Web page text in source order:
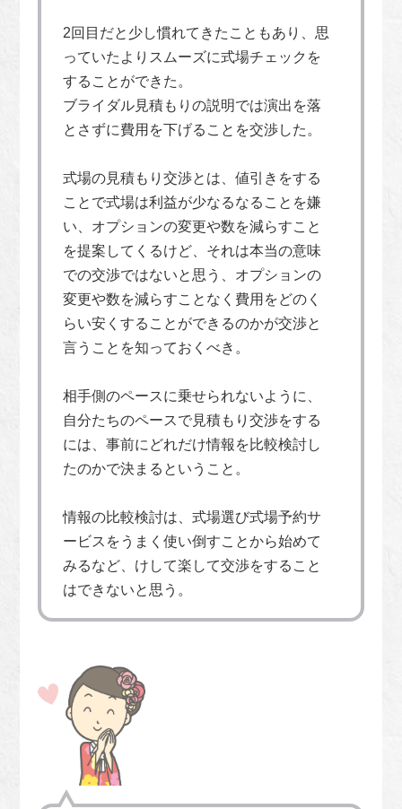
2回目だと少し慣れてきたこともあり、思
っていたよりスムーズに式場チェックを
することができた。
ブライダル見積もりの説明では演出を落
とさずに費用を下げることを交渉した。
式場の見積もり交渉とは、値引きをする
ことで式場は利益が少なるなることを嫌
い、オプションの変更や数を減らすこと
を提案してくるけど、それは本当の意味
での交渉ではないと思う、オプションの
変更や数を減らすことなく費用をどのく
らい安くすることができるのかが交渉と
言うことを知っておくべき。
相手側のペースに乗せられないように、
自分たちのペースで見積もり交渉をする
には、事前にどれだけ情報を比較検討し
たのかで決まるということ。
情報の比較検討は、式場選び式場予約サ
ービスをうまく使い倒すことから始めて
みるなど、けして楽して交渉をすること
はできないと思う。